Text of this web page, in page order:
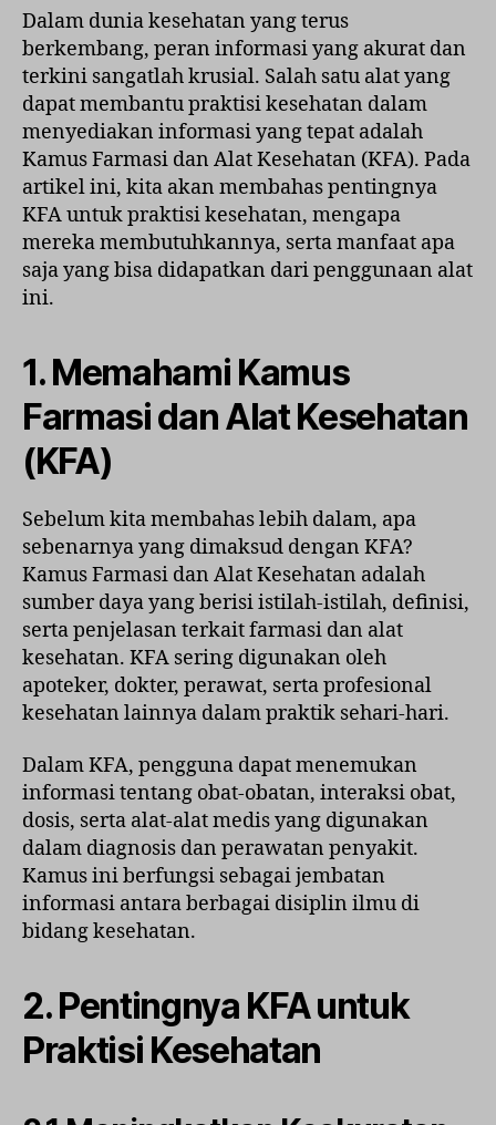
Alat
Kesehatan
(KFA)
Penting
untuk
Praktisi
Kesehatan
Dalam dunia kesehatan yang terus
berkembang, peran informasi yang akurat dan
terkini sangatlah krusial. Salah satu alat yang
dapat membantu praktisi kesehatan dalam
menyediakan informasi yang tepat adalah
Kamus Farmasi dan Alat Kesehatan (KFA). Pada
artikel ini, kita akan membahas pentingnya
KFA untuk praktisi kesehatan, mengapa
mereka membutuhkannya, serta manfaat apa
saja yang bisa didapatkan dari penggunaan alat
ini.
1. Memahami Kamus
Farmasi dan Alat Kesehatan
(KFA)
Sebelum kita membahas lebih dalam, apa
sebenarnya yang dimaksud dengan KFA?
Kamus Farmasi dan Alat Kesehatan adalah
sumber daya yang berisi istilah-istilah, definisi,
serta penjelasan terkait farmasi dan alat
kesehatan. KFA sering digunakan oleh
apoteker, dokter, perawat, serta profesional
kesehatan lainnya dalam praktik sehari-hari.
Dalam KFA, pengguna dapat menemukan
informasi tentang obat-obatan, interaksi obat,
dosis, serta alat-alat medis yang digunakan
dalam diagnosis dan perawatan penyakit.
Kamus ini berfungsi sebagai jembatan
informasi antara berbagai disiplin ilmu di
bidang kesehatan.
2. Pentingnya KFA untuk
Praktisi Kesehatan